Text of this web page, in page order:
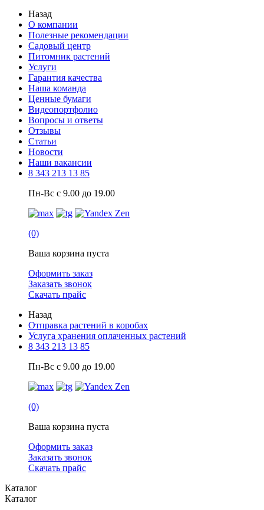
Назад
О компании
Полезные рекомендации
Садовый центр
Питомник растений
Услуги
Гарантия качества
Наша команда
Ценные бумаги
Видеопортфолио
Вопросы и ответы
Отзывы
Статьи
Новости
Наши вакансии
8 343 213 13 85
Пн-Вс с 9.00 до 19.00
(0)
Ваша корзина пуста
Оформить заказ
Заказать звонок
Скачать прайс
Назад
Отправка растений в коробах
Услуга хранения оплаченных растений
8 343 213 13 85
Пн-Вс с 9.00 до 19.00
(0)
Ваша корзина пуста
Оформить заказ
Заказать звонок
Скачать прайс
Каталог
Каталог